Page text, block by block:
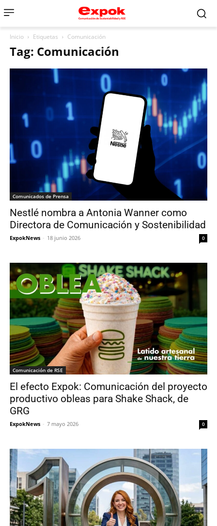
Inicio Etiquetas Comunicación
Tag: Comunicación
Comunicados de Prensa
Nestlé nombra a Antonia Wanner como
Directora de Comunicación y Sostenibilidad
ExpokNews - 18 junio 2026 0
Comunicación de RSE
El efecto Expok: Comunicación del proyecto
productivo obleas para Shake Shack, de
GRG
ExpokNews - 7 mayo 2026 0